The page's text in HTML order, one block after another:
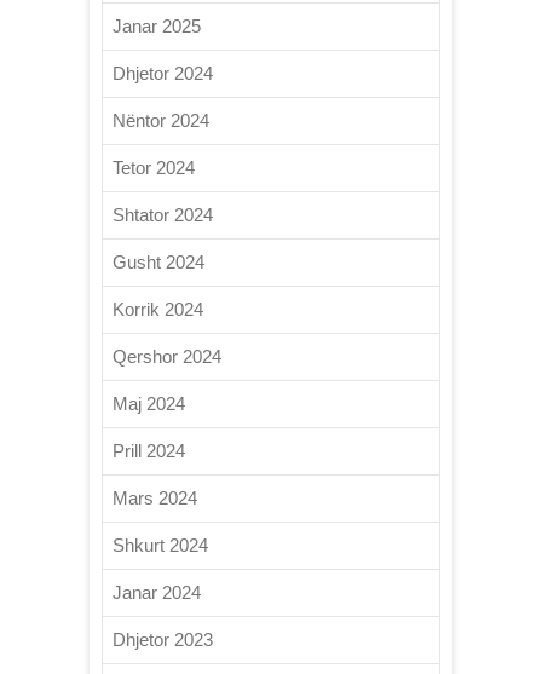
Janar 2025
Dhjetor 2024
Nëntor 2024
Tetor 2024
Shtator 2024
Gusht 2024
Korrik 2024
Qershor 2024
Maj 2024
Prill 2024
Mars 2024
Shkurt 2024
Janar 2024
Dhjetor 2023